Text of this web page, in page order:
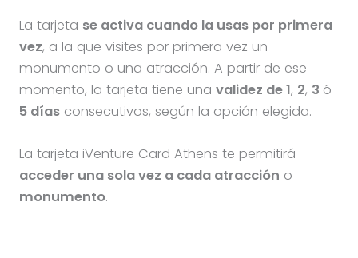
La tarjeta se activa cuando la usas por primera
vez, a la que visites por primera vez un
monumento o una atracción. A partir de ese
momento, la tarjeta tiene una validez de 1, 2, 3 ó
5 díasconsecutivos, según la opción elegida.
La tarjeta iVenture Card Athens te permitirá
acceder una sola vez a cada atracción o
monumento.